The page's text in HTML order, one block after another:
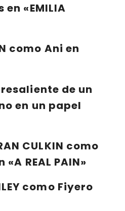
«EMILIA
como Ani en
de un
en un papel
CULKIN como
REAL PAIN»
como Fiyero